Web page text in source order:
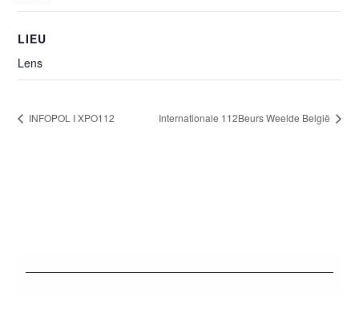
LIEU
Lens
INFOPOL I XPO112 Internationale 112Beurs Weelde België